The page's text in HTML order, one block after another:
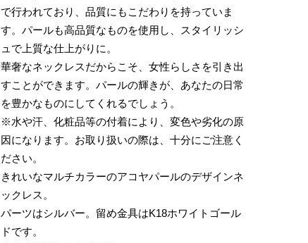
で行われており、品質にもこだわりを持っていま
す。パールも高品質なものを使用し、スタイリッシ
ュで上質な仕上がりに。
華奢なネックレスだからこそ、女性らしさを引き出
すことができます。パールの輝きが、あなたの日常
を豊かなものにしてくれるでしょう。
※水や汗、化粧品等の付着により、変色や劣化の原
因になります。お取り扱いの際は、十分にご注意く
ださい。
きれいなマルチカラーのアコヤパールのデザインネ
ックレス。
パーツはシルバー。留め金具はK18ホワイトゴール
ドです。